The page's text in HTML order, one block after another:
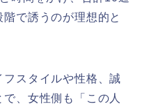
で誘うのが理想的と
スタイルや性格、誠
、女性側も「この人